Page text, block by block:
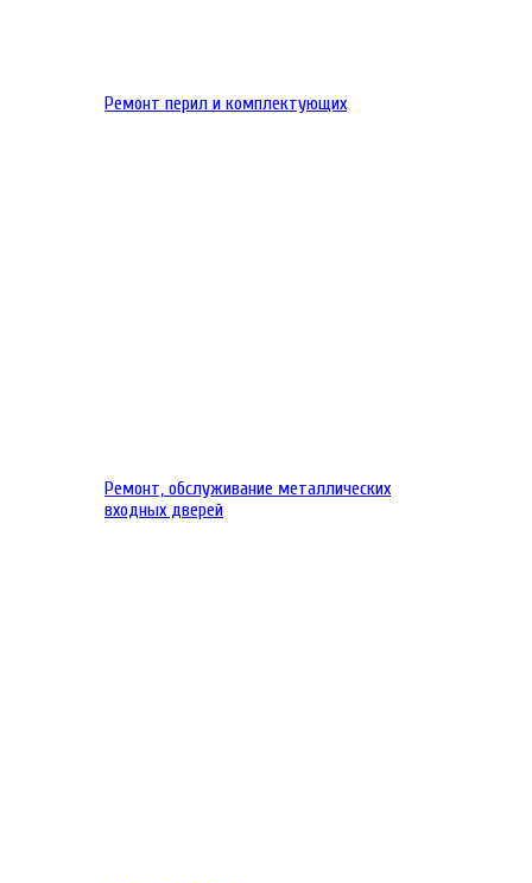
Ремонт перил и комплектующих
Ремонт, обслуживание металлических
входных дверей